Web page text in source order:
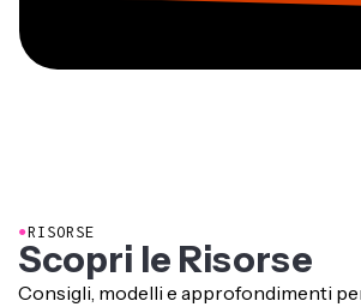
●RISORSE
Scopri le Risorse
Consigli, modelli e approfondimenti